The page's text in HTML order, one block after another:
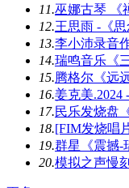
11.巫娜古琴 《
12.王思雨 -《
13.李小沛录音
14.瑞鸣音乐《
15.腾格尔《远
16.姜克美.2024
17.民乐发烧盘
18.[FIM发烧唱
19.群星《震撼-
20.模拟之声慢